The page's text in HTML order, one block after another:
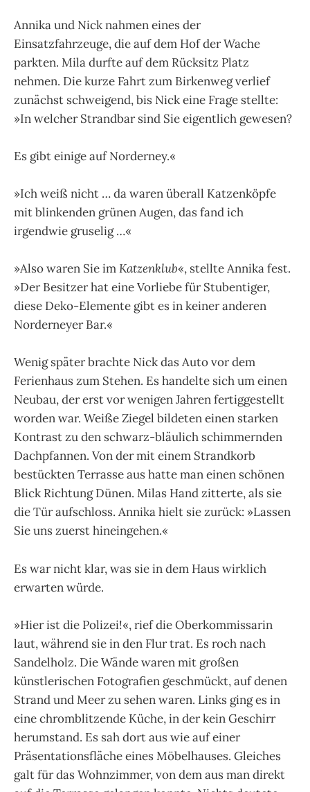
Annika und Nick nahmen eines der
Einsatzfahrzeuge, die auf dem Hof der Wache
parkten. Mila durfte auf dem Rücksitz Platz
nehmen. Die kurze Fahrt zum Birkenweg verlief
zunächst schweigend, bis Nick eine Frage stellte:
»In welcher Strandbar sind Sie eigentlich gewesen?
Es gibt einige auf Norderney.«
»Ich weiß nicht … da waren überall Katzenköpfe
mit blinkenden grünen Augen, das fand ich
irgendwie gruselig …«
»Also waren Sie imKatzenklub«, stellte Annika fest.
»Der Besitzer hat eine Vorliebe für Stubentiger,
diese Deko-Elemente gibt es in keiner anderen
Norderneyer Bar.«
Wenig später brachte Nick das Auto vor dem
Ferienhaus zum Stehen. Es handelte sich um einen
Neubau, der erst vor wenigen Jahren fertiggestellt
worden war. Weiße Ziegel bildeten einen starken
Kontrast zu den schwarz-bläulich schimmernden
Dachpfannen. Von der mit einem Strandkorb
bestückten Terrasse aus hatte man einen schönen
Blick Richtung Dünen. Milas Hand zitterte, als sie
die Tür aufschloss. Annika hielt sie zurück: »Lassen
Sie uns zuerst hineingehen.«
Es war nicht klar, was sie in dem Haus wirklich
erwarten würde.
»Hier ist die Polizei!«, rief die Oberkommissarin
laut, während sie in den Flur trat. Es roch nach
Sandelholz. Die Wände waren mit großen
künstlerischen Fotografien geschmückt, auf denen
Strand und Meer zu sehen waren. Links ging es in
eine chromblitzende Küche, in der kein Geschirr
herumstand. Es sah dort aus wie auf einer
Präsentationsfläche eines Möbelhauses. Gleiches
galt für das Wohnzimmer, von dem aus man direkt